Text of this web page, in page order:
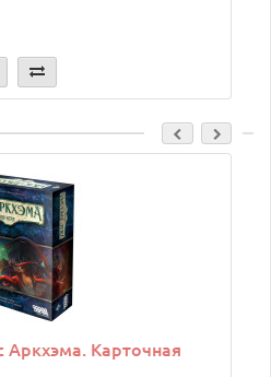
Аркхэма. Карточная